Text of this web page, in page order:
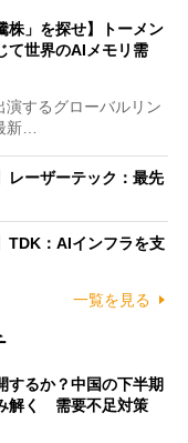
株」を探せ】トーメン
て世界のAIメモリ需
するグローバルリン
新…
レーザーテック：最先
TDK：AIインフラを支
一覧を見る
するか？中国の下半期
解く 需要不足対策